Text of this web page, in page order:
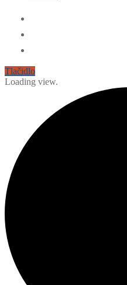
Tlačidlo
Loading view.